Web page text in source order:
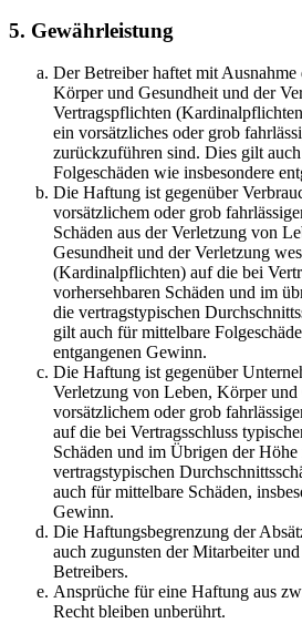
5. Gewährleistung
Der Betreiber haftet mit
Körper und Gesundheit und der
Vertragspflichten
ein vorsätzliches oder grob
zurückzuführen sind. Dies gilt
Folgeschäden wie insbesondere
Die Haftung ist gegenüber
vorsätzlichem oder grob
Schäden aus der Verletzung von
Gesundheit und der Verletzung
(Kardinalpflichten) auf die bei
vorhersehbaren Schäden und im
die vertragstypischen
gilt auch für mittelbare
entgangenen Gewinn.
Die Haftung ist gegenüber
Verletzung von Leben, Körper und
vorsätzlichem oder grob
auf die bei Vertragsschluss
Schäden und im Übrigen der Höhe
vertragstypischen
auch für mittelbare Schäden,
Gewinn.
Die Haftungsbegrenzung der
auch zugunsten der Mitarbeiter
Betreibers.
Ansprüche für eine Haftung aus
Recht bleiben unberührt.